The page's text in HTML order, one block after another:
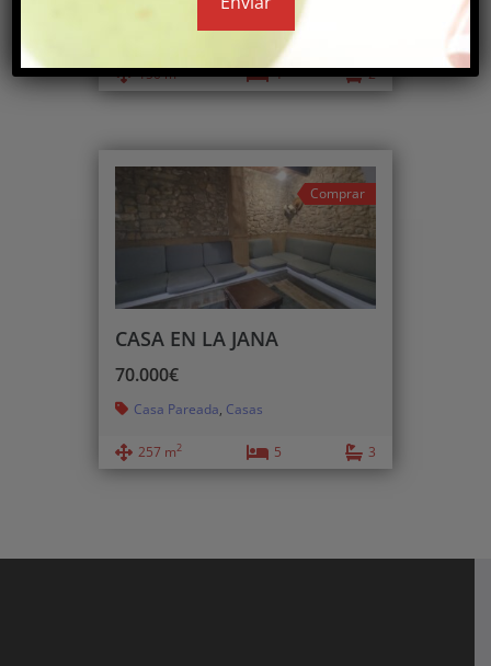
Apartamentos
Casa
Casas,Pareados
150 m2 4 2
Comprar
CASA EN LA JANA
70.000€
Casa Pareada, Casas
257 m2 5 3